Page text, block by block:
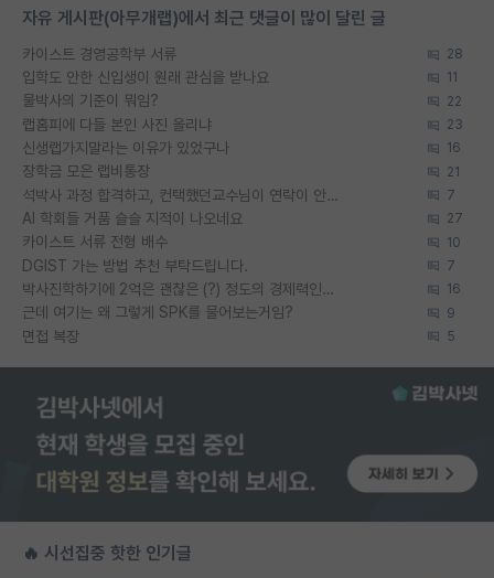
자유 게시판(아무개랩)에서 최근 댓글이 많이 달린 글
카이스트 경영공학부 서류 28
입학도 안한 신입생이 원래 관심을 받나요 11
물박사의 기준이 뭐임? 22
랩홈피에 다들 본인 사진 올리냐 23
신생랩가지말라는 이유가 있었구나 16
장학금 모은 랩비통장 21
석박사 과정 합격하고, 컨택했던교수님이 연락이 안됩니다... 7
AI 학회들 거품 슬슬 지적이 나오네요 27
카이스트 서류 전형 배수 10
DGIST 가는 방법 추천 부탁드립니다. 7
박사진학하기에 2억은 괜찮은 (?) 정도의 경제력인가요 16
근데 여기는 왜 그렇게 SPK를 물어보는거임? 9
면접 복장 5
🔥 시선집중 핫한 인기글